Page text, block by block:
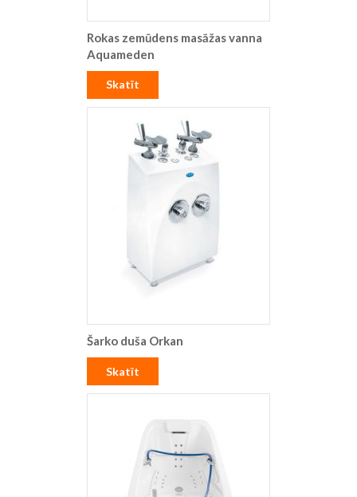
Rokas zemūdens masāžas vanna
Aquameden
Skatīt
Šarko duša Orkan
Skatīt